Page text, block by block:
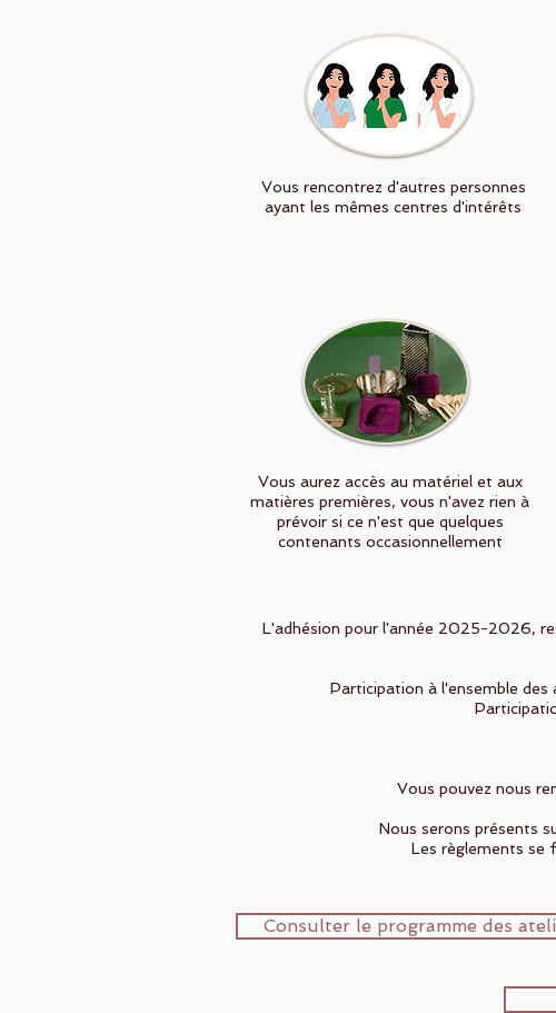
Vous rencontrez d'autres personnes
ayant les mêmes centres d'intérêts
Vous aurez accès au matériel et aux
matières premières, vous n'avez rien à
prévoir si ce n'est que quelques
contenants occasionnellement
L'adhésion pour l'année 2025-2026,
Participation à l'ensemble des
Vous
Nous serons présents
Les règlements se
Consulter le programme des